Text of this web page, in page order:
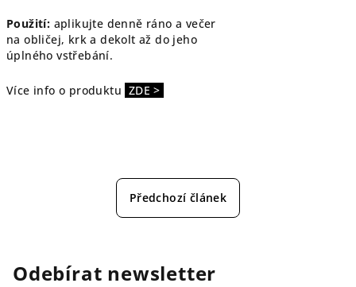
Použití: aplikujte denně ráno a večer
na obličej, krk a dekolt až do jeho
úplného vstřebání.
Více info o produktu ZDE >
Předchozí článek
Odebírat newsletter